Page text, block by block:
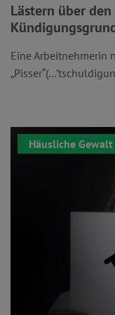
Lästern über
Eine Arbeitnehmerin
Häusliche Gewalt